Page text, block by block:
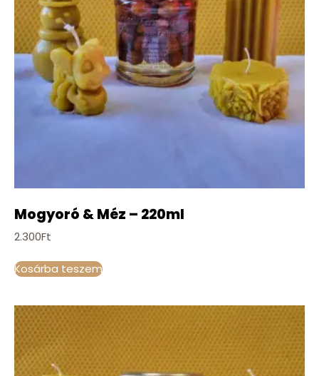
Mogyoró & Méz – 220ml
2.300Ft
Kosárba teszem